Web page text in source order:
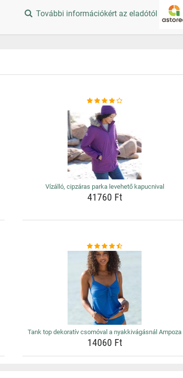
További információkért az eladótól
Vízálló, cipzáras parka levehető kapucnival
41760 Ft
Tank top dekoratív csomóval a nyakkivágásnál Ampoza
14060 Ft